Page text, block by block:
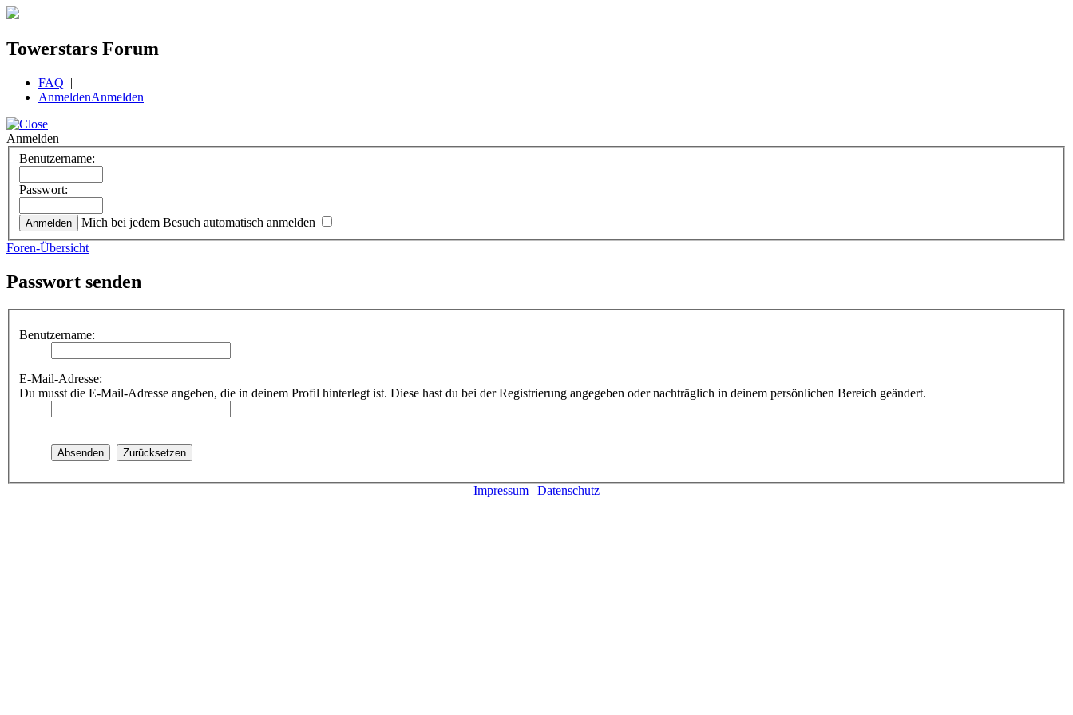
Towerstars Forum
FAQ |
AnmeldenAnmelden
Anmelden
Benutzername:
Passwort:
Mich bei jedem Besuch automatisch anmelden
Foren-Übersicht
Passwort senden
Benutzername:
E-Mail-Adresse:
Du musst die E-Mail-Adresse angeben, die in deinem Profil hinterlegt ist. Diese hast du bei der Registrierung angegeben oder nachträglich in deinem persönlichen Bereich geändert.
Impressum | Datenschutz